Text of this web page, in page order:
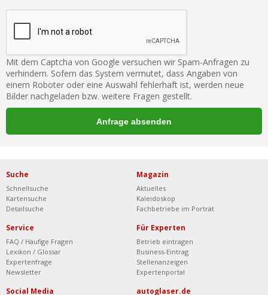
Mit dem Captcha von Google versuchen wir Spam-Anfragen zu
verhindern. Sofern das System vermutet, dass Angaben von
einem Roboter oder eine Auswahl fehlerhaft ist, werden neue
Bilder nachgeladen bzw. weitere Fragen gestellt.
Suche
Schnellsuche
Kartensuche
Detailsuche
Magazin
Aktuelles
Kaleidoskop
Fachbetriebe im Porträt
Service
FAQ / Häufige Fragen
Lexikon / Glossar
Expertenfrage
Newsletter
Für Experten
Betrieb eintragen
Business-Eintrag
Stellenanzeigen
Expertenportal
Social Media autoglaser.de